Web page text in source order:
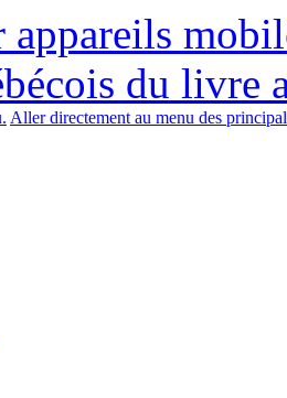
du livre
Aller directement au menu des